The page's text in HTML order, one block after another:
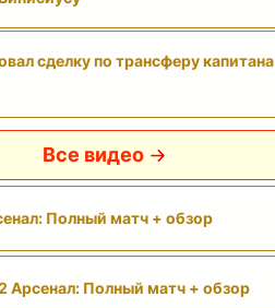
сделку по трансферу капитана
Все видео
Полный матч + обзор
Арсенал: Полный матч + обзор